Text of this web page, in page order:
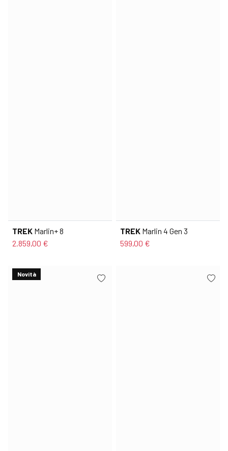
TREK Marlin+ 8
2.859,00 €
TREK Marlin 4 Gen 3
599,00 €
Novità